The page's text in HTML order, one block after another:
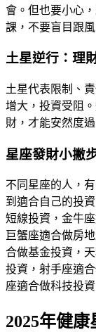
會。但也要小心
課，不要盲目跟
土星逆行：理
土星代表限制、
增大，投資受阻
財，才能安然度過
星座發財小撇
不同星座的人，
到適合自己的投
短線投資，金牛
巨蟹座適合做房
合做基金投資，
投資，射手座適
座適合做科技投
2025年健